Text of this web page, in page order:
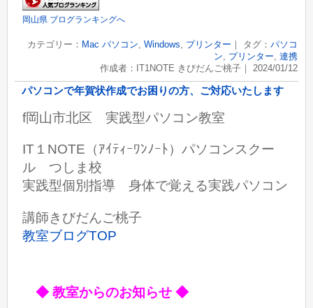
岡山県 ブログランキングへ
カテゴリー： Mac パソコン, Windows, プリンター ｜ タグ： パソコ
ン, プリンター, 連携
作成者：IT1NOTE きびだんご桃子｜ 2024/01/12
パソコンで年賀状作成でお困りの方、ご対応いたします
f岡山市北区 実践型パソコン教室
IT１NOTE（ｱｲﾃｨｰﾜﾝﾉｰﾄ）パソコンスクー
ル つしま校
実践型個別指導 身体で覚える実践パソコン
講師きびだんご桃子
教室ブログTOP
◆ 教室からのお知らせ ◆